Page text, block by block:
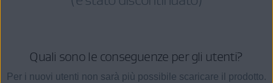
Quali sono le conseguenze per gli utenti?
Per i nuovi utenti non sarà più possibile scaricare il prodotto.